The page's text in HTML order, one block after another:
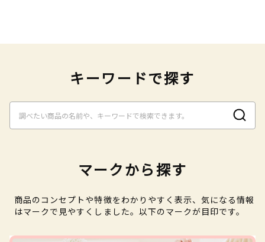
キーワードで探す
マークから探す
商品のコンセプトや特徴をわかりやすく表示、気になる情報
はマークで見やすくしました。以下のマークが目印です。